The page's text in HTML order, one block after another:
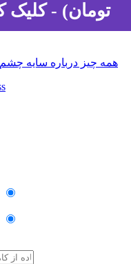
تومان) - کلیک
همه چیز درباره سایه چشم